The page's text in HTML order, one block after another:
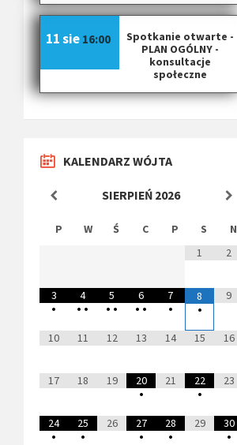
Spotkanie otwarte -
PLAN OGÓLNY -
konsultacje
społeczne
11 sie 16:00
KALENDARZ WÓJTA
SIERPIEŃ 2026
P W Ś C P S
N
1
2
3
•
4
• •
5
• •
6
• •
7
•
8
•
9
10 11 12 13 14 15 16
17 18 19
20
•
21
22
•
23
24
•
25
•
26
27
•
28
•
29
30
•